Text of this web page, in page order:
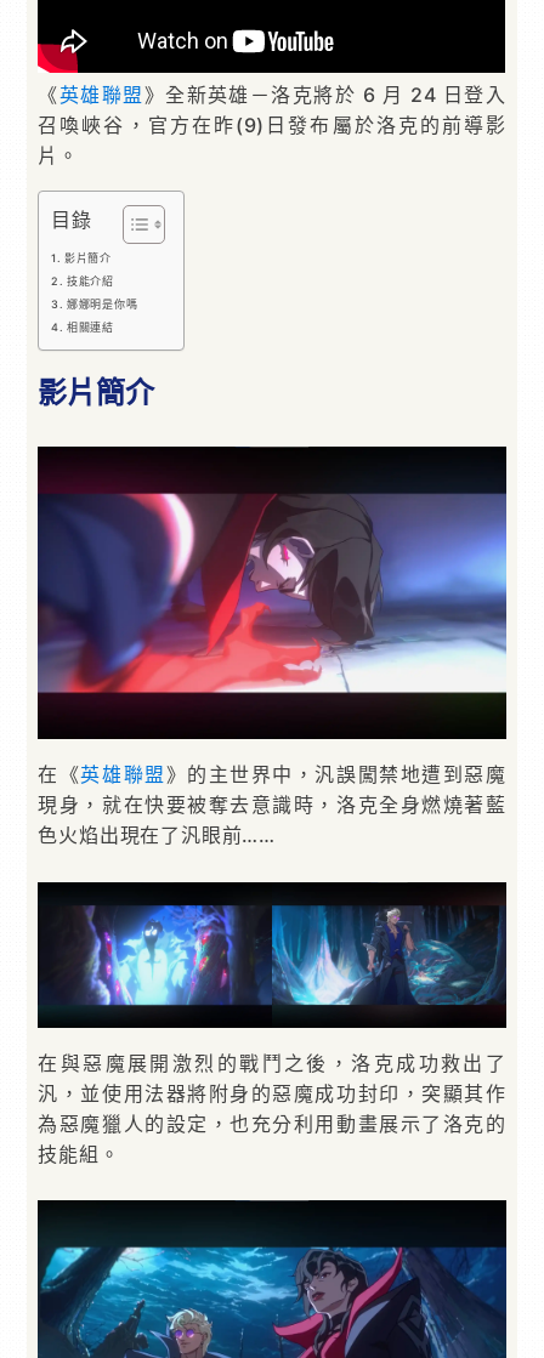
《英雄聯盟》全新英雄－洛克將於 6 月 24 日登入
召喚峽谷，官方在昨(9)日發布屬於洛克的前導影
片。
目錄
影片簡介
技能介紹
娜娜明是你嗎
相關連結
影片簡介
在《英雄聯盟》的主世界中，汎誤闖禁地遭到惡魔
現身，就在快要被奪去意識時，洛克全身燃燒著藍
色火焰出現在了汎眼前……
在與惡魔展開激烈的戰鬥之後，洛克成功救出了
汎，並使用法器將附身的惡魔成功封印，突顯其作
為惡魔獵人的設定，也充分利用動畫展示了洛克的
技能組。